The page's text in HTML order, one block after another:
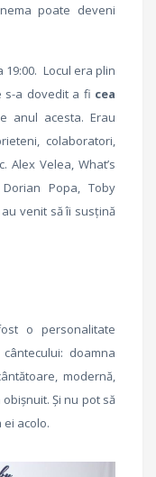
poate deveni
19:00. Locul era plin
s-a dovedit a fi cea
anul acesta. Erau
colaboratori,
Alex Velea, What’s
Popa, Toby
venit să îi susțină
o personalitate
doamna
modernă,
Și nu pot să
acolo.